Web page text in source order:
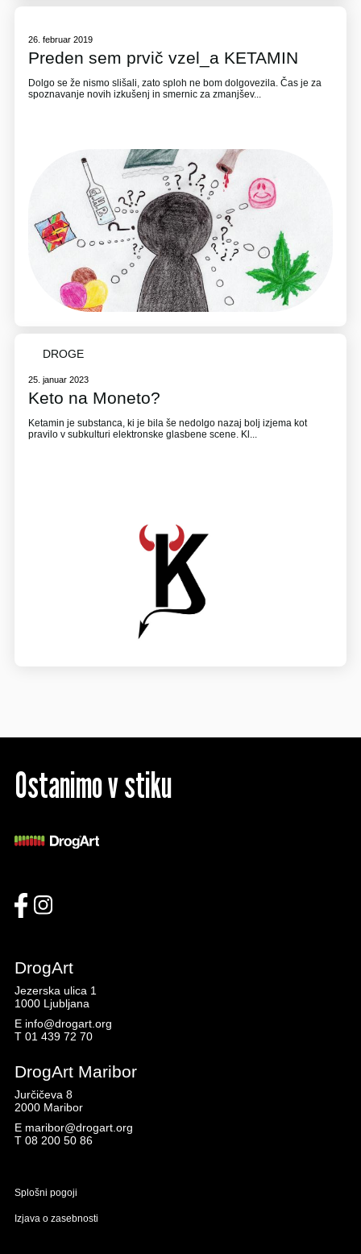
26. februar 2019
Preden sem prvič vzel_a KETAMIN
Dolgo se že nismo slišali, zato sploh ne bom dolgovezila. Čas je za
spoznavanje novih izkušenj in smernic za zmanjšev...
DROGE
25. januar 2023
Keto na Moneto?
Ketamin je substanca, ki je bila še nedolgo nazaj bolj izjema kot
pravilo v subkulturi elektronske glasbene scene. Kl...
Ostanimo v stiku
DrogArt
Jezerska ulica 1
1000 Ljubljana
E info@drogart.org
T 01 439 72 70
DrogArt Maribor
Jurčičeva 8
2000 Maribor
E maribor@drogart.org
T 08 200 50 86
Splošni pogoji
Izjava o zasebnosti